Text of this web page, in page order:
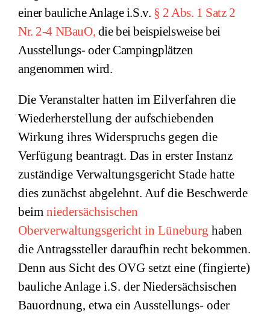
einer bauliche Anlage i.S.v. § 2 Abs. 1 Satz 2
Nr. 2-4 NBauO, die bei beispielsweise bei
Ausstellungs- oder Campingplätzen
angenommen wird.
Die Veranstalter hatten im Eilverfahren die
Wiederherstellung der aufschiebenden
Wirkung ihres Widerspruchs gegen die
Verfügung beantragt. Das in erster Instanz
zuständige Verwaltungsgericht Stade hatte
dies zunächst abgelehnt. Auf die Beschwerde
beim niedersächsischen
Oberverwaltungsgericht in Lüneburg haben
die Antragssteller daraufhin recht bekommen.
Denn aus Sicht des OVG setzt eine (fingierte)
bauliche Anlage i.S. der Niedersächsischen
Bauordnung, etwa ein Ausstellungs- oder